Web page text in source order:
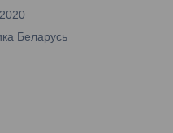
Беларусь